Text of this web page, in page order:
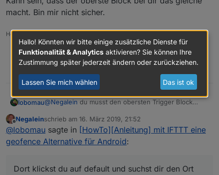
macht. Bin mir nicht sicher.
Host: NUC8i3 mit Proxmox:
ioBroker CT Debian 13, npm 10.9.4, nodejs 22.21.0
Slave: Pi4
lobomau@Negalein du musst den obersten Trigger Block
Offline
Negaleinschrieb am 16. März 2019, 21:52
zuletzt editiert von
@lobomau sagte in [HowTo][Anleitung] mit IFTTT eine
geofence Alternative für Android:
Dort klickst du auf default und suchst dir den Ort
Hallo! Könnten wir bitte einige zusätzliche Dienste für
Funktionalität & Analytics aktivieren? Sie können Ihre
Zustimmung später jederzeit ändern oder zurückziehen.
Lassen Sie mich wählen Das ist ok